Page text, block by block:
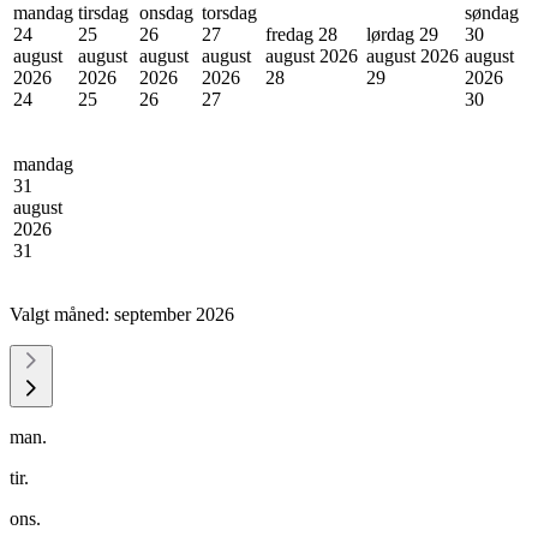
mandag
24
august
2026
24
tirsdag
25
august
2026
25
onsdag
26
august
2026
26
torsdag
27
august
2026
27
fredag 28
august 2026
28
lørdag 29
august 2026
29
søndag
30
august
2026
30
mandag
31
august
2026
31
Valgt måned: september 2026
man.
tir.
ons.